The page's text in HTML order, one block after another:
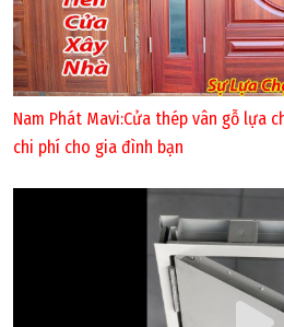
Nam Phát Mavi:Cửa thép vân gỗ lựa
chi phí cho gia đình bạn